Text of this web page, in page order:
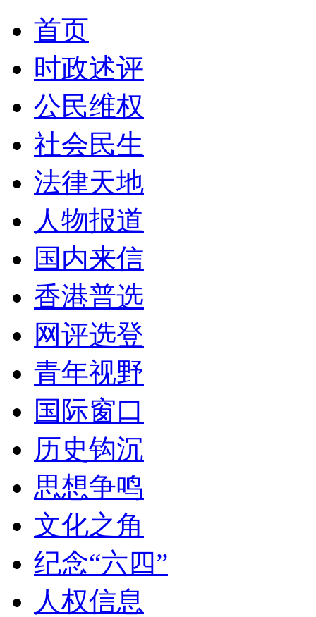
首页
时政述评
公民维权
社会民生
法律天地
人物报道
国内来信
香港普选
网评选登
青年视野
国际窗口
历史钩沉
思想争鸣
文化之角
纪念“六四”
人权信息